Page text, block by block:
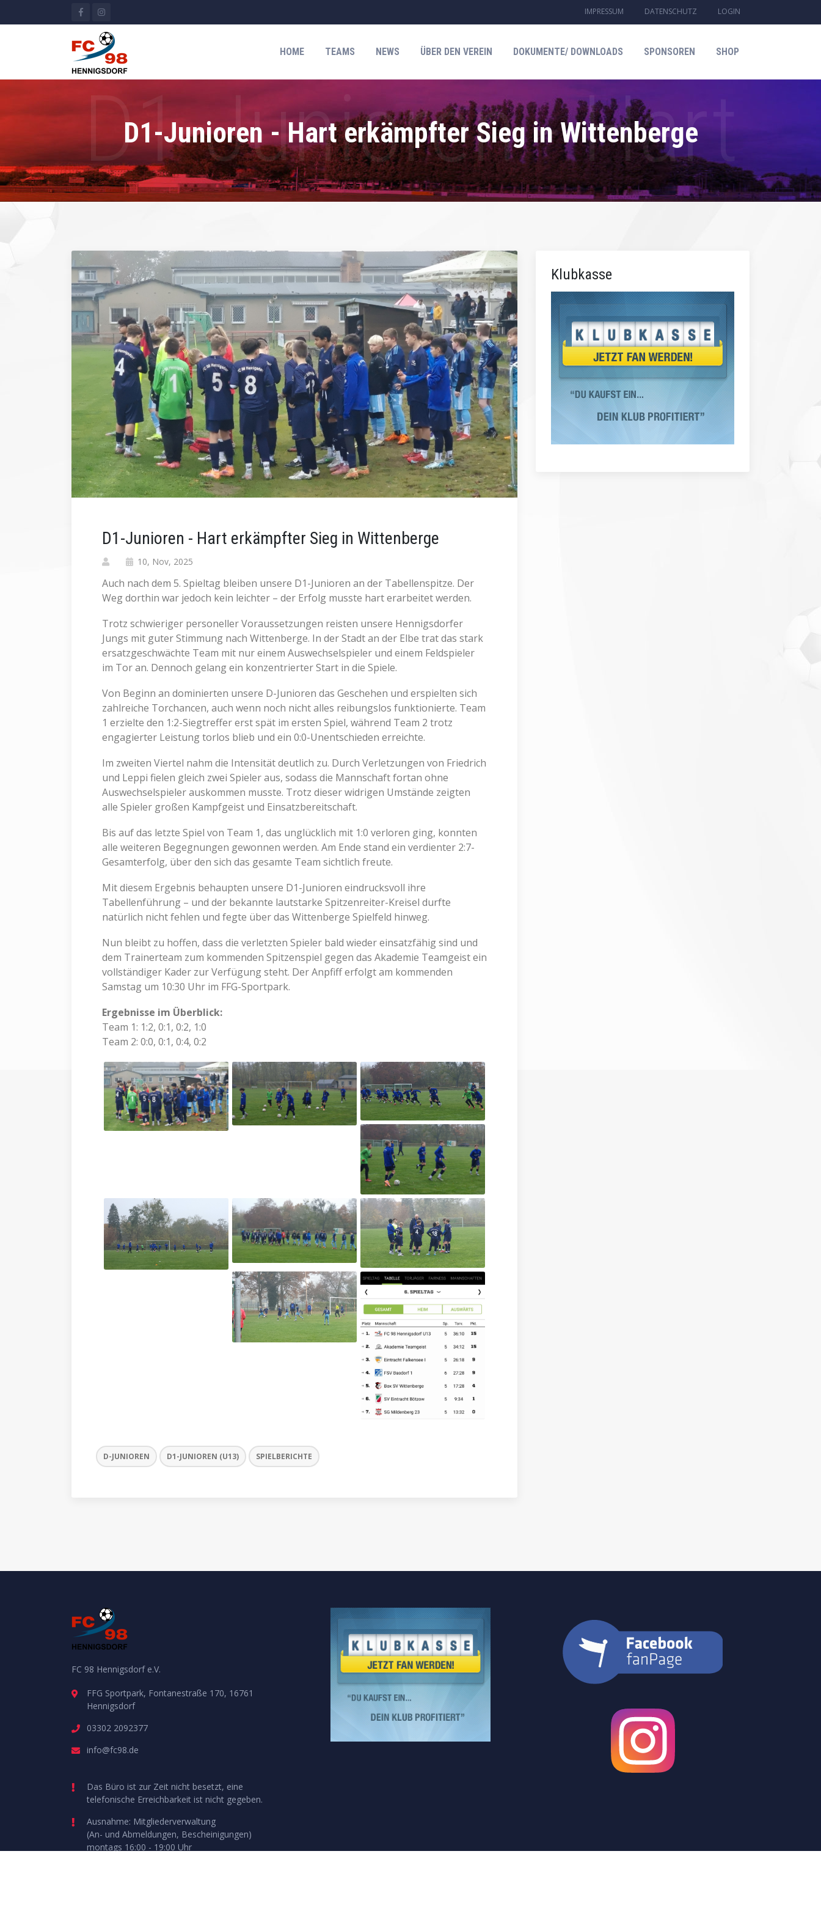
IMPRESSUM DATENSCHUTZ LOGIN
HOME TEAMS NEWS ÜBER DEN VEREIN DOKUMENTE/ DOWNLOADS SPONSOREN SHOP
D1-Junioren - Hart erkämpfter Sieg in Wittenberge
D1-Junioren - Hart erkämpfter Sieg in Wittenberge
10, Nov, 2025
Auch nach dem 5. Spieltag bleiben unsere D1-Junioren an der Tabellenspitze. Der
Weg dorthin war jedoch kein leichter – der Erfolg musste hart erarbeitet werden.
Trotz schwieriger personeller Voraussetzungen reisten unsere Hennigsdorfer
Jungs mit guter Stimmung nach Wittenberge. In der Stadt an der Elbe trat das stark
ersatzgeschwächte Team mit nur einem Auswechselspieler und einem Feldspieler
im Tor an. Dennoch gelang ein konzentrierter Start in die Spiele.
Von Beginn an dominierten unsere D-Junioren das Geschehen und erspielten sich
zahlreiche Torchancen, auch wenn noch nicht alles reibungslos funktionierte. Team
1 erzielte den 1:2-Siegtreffer erst spät im ersten Spiel, während Team 2 trotz
engagierter Leistung torlos blieb und ein 0:0-Unentschieden erreichte.
Im zweiten Viertel nahm die Intensität deutlich zu. Durch Verletzungen von Friedrich
und Leppi fielen gleich zwei Spieler aus, sodass die Mannschaft fortan ohne
Auswechselspieler auskommen musste. Trotz dieser widrigen Umstände zeigten
alle Spieler großen Kampfgeist und Einsatzbereitschaft.
Bis auf das letzte Spiel von Team 1, das unglücklich mit 1:0 verloren ging, konnten
alle weiteren Begegnungen gewonnen werden. Am Ende stand ein verdienter 2:7-
Gesamterfolg, über den sich das gesamte Team sichtlich freute.
Mit diesem Ergebnis behaupten unsere D1-Junioren eindrucksvoll ihre
Tabellenführung – und der bekannte lautstarke Spitzenreiter-Kreisel durfte
natürlich nicht fehlen und fegte über das Wittenberge Spielfeld hinweg.
Nun bleibt zu hoffen, dass die verletzten Spieler bald wieder einsatzfähig sind und
dem Trainerteam zum kommenden Spitzenspiel gegen das Akademie Teamgeist ein
vollständiger Kader zur Verfügung steht. Der Anpfiff erfolgt am kommenden
Samstag um 10:30 Uhr im FFG-Sportpark.
Ergebnisse im Überblick:
Team 1: 1:2, 0:1, 0:2, 1:0
Team 2: 0:0, 0:1, 0:4, 0:2
D-JUNIOREN D1-JUNIOREN (U13) SPIELBERICHTE
Klubkasse
FC 98 Hennigsdorf e.V.
FFG Sportpark, Fontanestraße 170, 16761
Hennigsdorf
03302 2092377
info@fc98.de
Das Büro ist zur Zeit nicht besetzt, eine
telefonische Erreichbarkeit ist nicht gegeben.
Ausnahme: Mitgliederverwaltung
(An- und Abmeldungen, Bescheinigungen)
montags 16:00 - 19:00 Uhr